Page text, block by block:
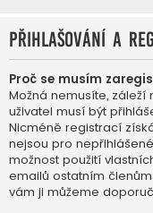
Přihlašování a
Proč se musím
Možná nemusíte, záleží
uživatel musí být
Nicméně registrací
nejsou pro
možnost použití
emailů ostatním
vám ji můžeme